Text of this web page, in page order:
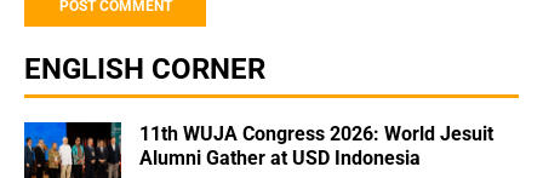
ENGLISH CORNER
11th WUJA Congress 2026: World Jesuit
Alumni Gather at USD Indonesia